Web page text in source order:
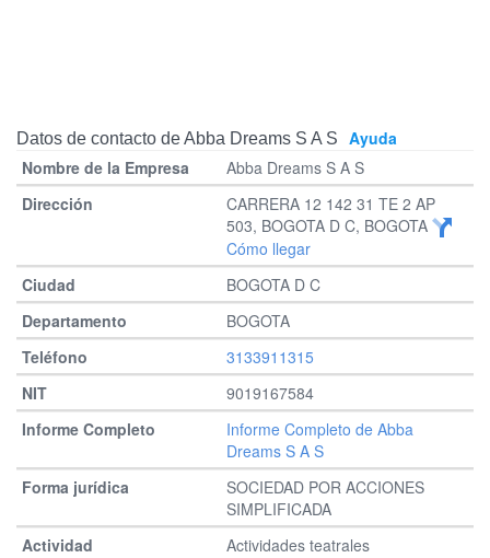
Datos de contacto de Abba Dreams S A S
Ayuda
Abba Dreams S A S
CARRERA 12 142 31 TE 2 AP
503, BOGOTA D C, BOGOTA
Cómo llegar
BOGOTA D C
BOGOTA
3133911315
9019167584
Informe Completo de Abba
Dreams S A S
SOCIEDAD POR ACCIONES
SIMPLIFICADA
Actividades teatrales